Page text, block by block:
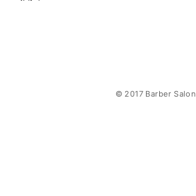
© 2017 Barber Salon